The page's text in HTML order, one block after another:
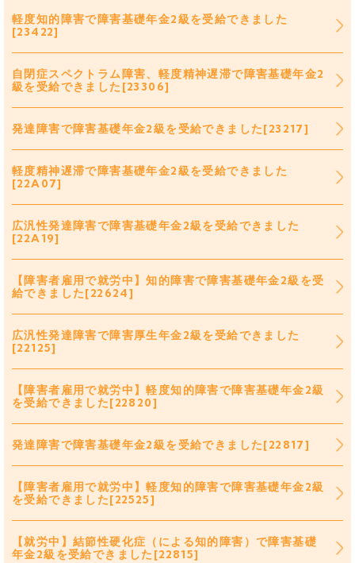
軽度知的障害で障害基礎年金2級を受給できました
[23422]
自閉症スペクトラム障害、軽度精神遅滞で障害基礎年金2
級を受給できました[23306]
発達障害で障害基礎年金2級を受給できました[23217]
軽度精神遅滞で障害基礎年金2級を受給できました
[22A07]
広汎性発達障害で障害基礎年金2級を受給できました
[22A19]
【障害者雇用で就労中】知的障害で障害基礎年金2級を受
給できました[22624]
広汎性発達障害で障害厚生年金2級を受給できました
[22125]
【障害者雇用で就労中】軽度知的障害で障害基礎年金2級
を受給できました[22820]
発達障害で障害基礎年金2級を受給できました[22817]
【障害者雇用で就労中】軽度知的障害で障害基礎年金2級
を受給できました[22525]
【就労中】結節性硬化症（による知的障害）で障害基礎
年金2級を受給できました[22815]